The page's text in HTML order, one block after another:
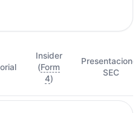
Insider
(Form
4)
SEC